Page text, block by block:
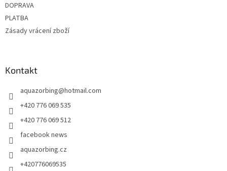
DOPRAVA
PLATBA
Zásady vrácení zboží
Kontakt
aquazorbing@hotmail.com
+420 776 069 535
+420 776 069 512
facebook news
aquazorbing.cz
+420776069535